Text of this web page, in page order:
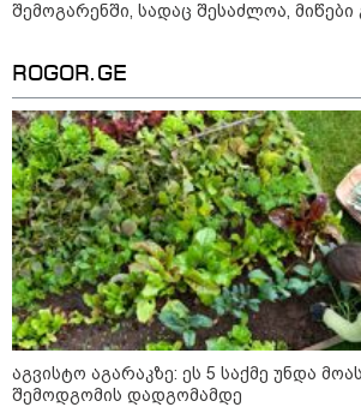
ბიჭის
09:52 / 07-08-2026
მიიღო თუ
"მეტასგან"
რას პასუხობს
იმნაძის
კატეგორიის ყველა სიახლე
შემოგარენში, სადაც შესაძლოა, მიწები
ROGOR.GE
აგვისტო აგარაკზე: ეს 5 საქმე უნდა
შემოდგომის დადგომამდე